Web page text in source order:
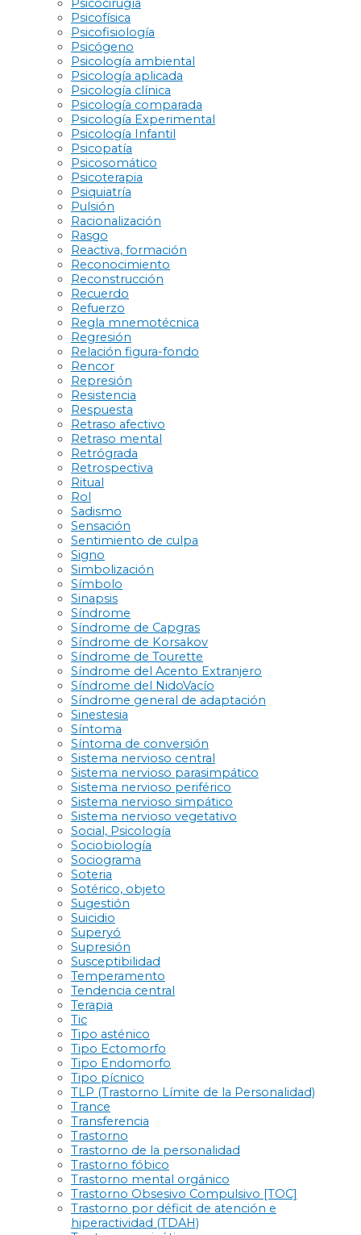
Psicocirugía
Psicofísica
Psicofisiología
Psicógeno
Psicología ambiental
Psicología aplicada
Psicología clínica
Psicología comparada
Psicología Experimental
Psicología Infantil
Psicopatía
Psicosomático
Psicoterapia
Psiquiatría
Pulsión
Racionalización
Rasgo
Reactiva, formación
Reconocimiento
Reconstrucción
Recuerdo
Refuerzo
Regla mnemotécnica
Regresión
Relación figura-fondo
Rencor
Represión
Resistencia
Respuesta
Retraso afectivo
Retraso mental
Retrógrada
Retrospectiva
Ritual
Rol
Sadismo
Sensación
Sentimiento de culpa
Signo
Simbolización
Símbolo
Sinapsis
Síndrome
Síndrome de Capgras
Síndrome de Korsakov
Síndrome de Tourette
Síndrome del Acento Extranjero
Síndrome del NidoVacío
Síndrome general de adaptación
Sinestesia
Síntoma
Síntoma de conversión
Sistema nervioso central
Sistema nervioso parasimpático
Sistema nervioso periférico
Sistema nervioso simpático
Sistema nervioso vegetativo
Social, Psicología
Sociobiología
Sociograma
Soteria
Sotérico, objeto
Sugestión
Suicidio
Superyó
Supresión
Susceptibilidad
Temperamento
Tendencia central
Terapia
Tic
Tipo asténico
Tipo Ectomorfo
Tipo Endomorfo
Tipo pícnico
TLP (Trastorno Límite de la Personalidad)
Trance
Transferencia
Trastorno
Trastorno de la personalidad
Trastorno fóbico
Trastorno mental orgánico
Trastorno Obsesivo Compulsivo [TOC]
Trastorno por déficit de atención e
hiperactividad (TDAH)